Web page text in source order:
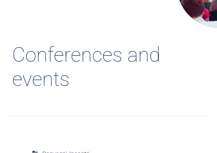
Conferences and
events